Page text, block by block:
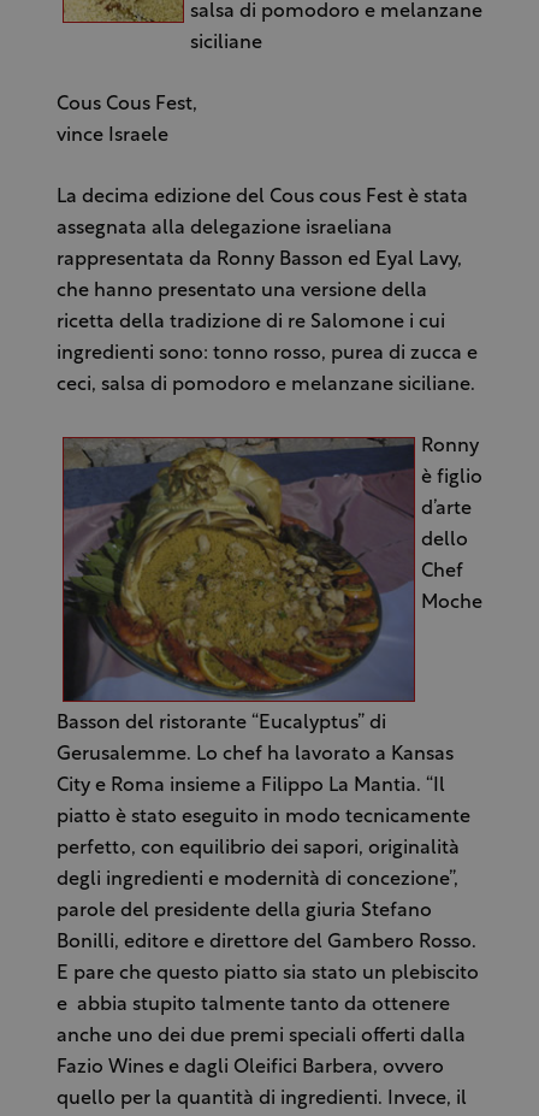
salsa di pomodoro e melanzane
siciliane
Cous Cous Fest,
vince Israele
La decima edizione del Cous cous Fest è stata
assegnata alla delegazione israeliana
rappresentata da Ronny Basson ed Eyal Lavy,
che hanno presentato una versione della
ricetta della tradizione di re Salomone i cui
ingredienti sono: tonno rosso, purea di zucca e
ceci, salsa di pomodoro e melanzane siciliane.
Ronny
è figlio
d’arte
dello
Chef
Moche
Basson del ristorante “Eucalyptus” di
Gerusalemme. Lo chef ha lavorato a Kansas
City e Roma insieme a Filippo La Mantia. “Il
piatto è stato eseguito in modo tecnicamente
perfetto, con equilibrio dei sapori, originalità
degli ingredienti e modernità di concezione”,
parole del presidente della giuria Stefano
Bonilli, editore e direttore del Gambero Rosso.
E pare che questo piatto sia stato un plebiscito
e abbia stupito talmente tanto da ottenere
anche uno dei due premi speciali offerti dalla
Fazio Wines e dagli Oleifici Barbera, ovvero
quello per la quantità di ingredienti. Invece, il